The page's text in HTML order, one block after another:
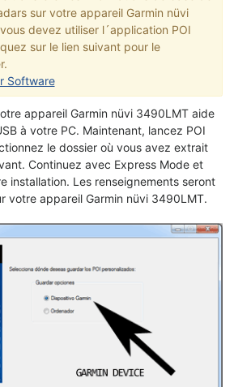
sur votre appareil Garmin nüvi
devez utiliser l´application POI
sur le lien suivant pour le
Software
appareil Garmin nüvi 3490LMT aide
à votre PC. Maintenant, lancez POI
le dossier où vous avez extrait
Continuez avec Express Mode et
installation. Les renseignements seront
votre appareil Garmin nüvi 3490LMT.